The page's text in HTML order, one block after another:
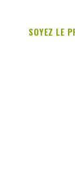
SOYEZ LE